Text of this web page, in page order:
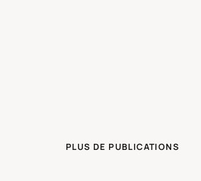
PLUS DE PUBLICATIONS